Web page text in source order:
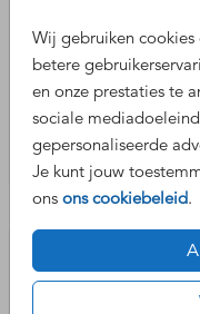
Wij gebruiken
betere
en onze prestaties te
sociale
gepersonaliseerde
Je kunt jouw
ons ons cookiebeleid.
EXCLUSIEF WIJNFLES.
Bekijk de